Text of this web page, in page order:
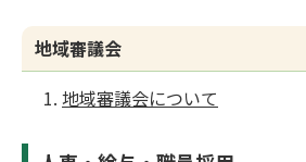
地域審議会
地域審議会について